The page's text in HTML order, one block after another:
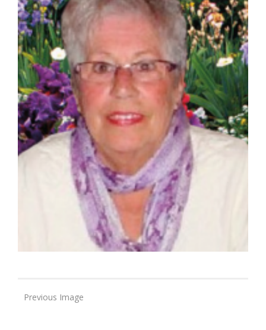
Previous Image